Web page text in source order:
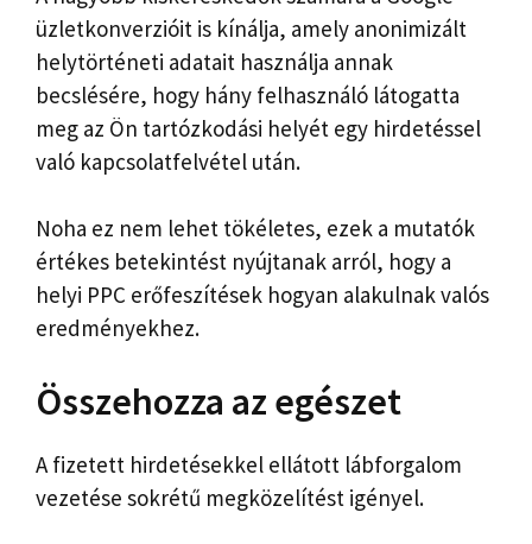
üzletkonverzióit is kínálja, amely anonimizált
helytörténeti adatait használja annak
becslésére, hogy hány felhasználó látogatta
meg az Ön tartózkodási helyét egy hirdetéssel
való kapcsolatfelvétel után.
Noha ez nem lehet tökéletes, ezek a mutatók
értékes betekintést nyújtanak arról, hogy a
helyi PPC erőfeszítések hogyan alakulnak valós
eredményekhez.
Összehozza az egészet
A fizetett hirdetésekkel ellátott lábforgalom
vezetése sokrétű megközelítést igényel.